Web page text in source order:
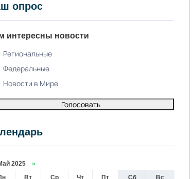
опрос
интересны новости
Региональные
Федеральные
Новости в Мире
Голосовать
2025 »